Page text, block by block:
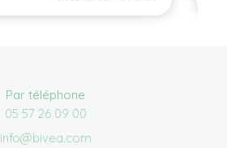
Par téléphone
05 57 26 09 00
info@bivea.com